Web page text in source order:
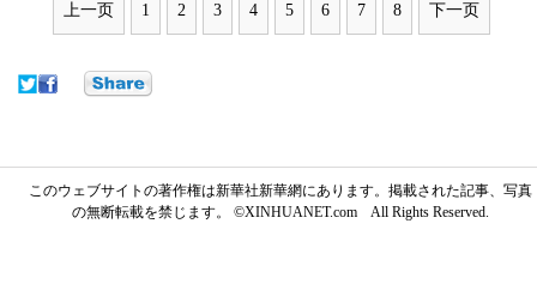
上一页 1 2 3 4 5 6 7 8 下一页
このウェブサイトの著作権は新華社新華網にあります。掲載された記事、写真
の無断転載を禁じます。 ©XINHUANET.com All Rights Reserved.